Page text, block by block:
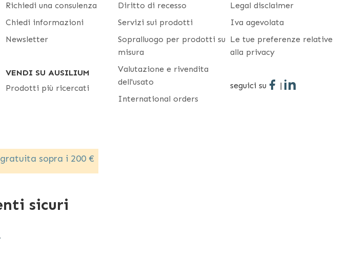
Richiedi una consulenza
Chiedi informazioni
Newsletter
VENDI SU AUSILIUM
Prodotti più ricercati
Diritto di recesso
Servizi sui prodotti
Sopralluogo per prodotti su
misura
Valutazione e rivendita
dell'usato
International orders
Legal disclaimer
Iva agevolata
Le tue preferenze relative
alla privacy
seguici su |
sopra i 200 €
sicuri